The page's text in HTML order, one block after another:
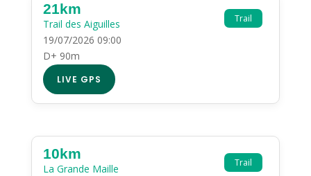
Trail
21km
Trail des Aiguilles
19/07/2026 09:00
D+ 90m
LIVE GPS
Trail
10km
La Grande Maille